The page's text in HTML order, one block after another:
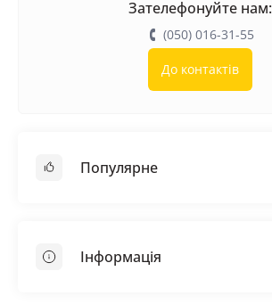
Зателефонуйте нам:
(050) 016-31-55
До контактів
Популярне
Самовирівнююча суміш
Інформація